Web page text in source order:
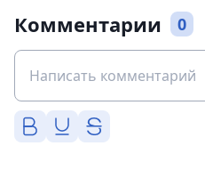
Комментарии 0